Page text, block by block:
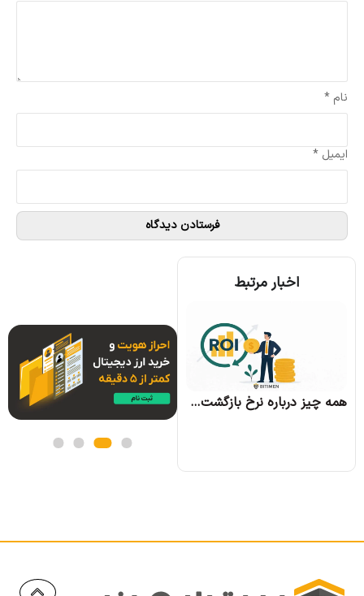
نام *
ایمیل *
اخبار مرتبط
همه چیز درباره نرخ بازگشت سرمایه و نحوه محاسبه آن